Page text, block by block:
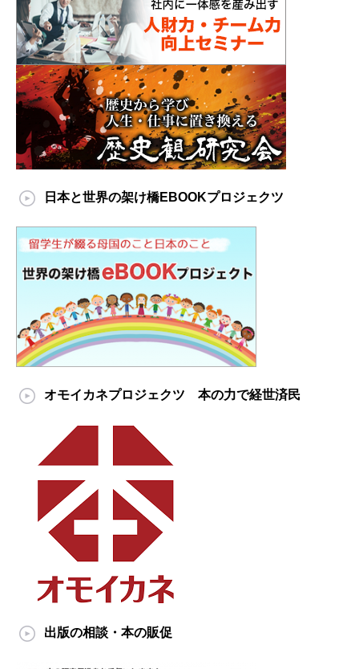
日本と世界の架け橋EBOOKプロジェクツ
オモイカネプロジェクツ 本の力で経世済民
出版の相談・本の販促